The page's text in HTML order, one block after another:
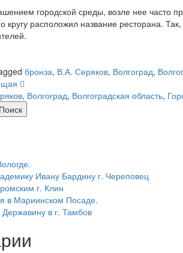
городской среды, возле нее часто
кругу расположил название ресторана.
бронза, В.А. Серяков, Волгоград,
, Волгоград, Волгоградская область,
Ивану Бардину г. Череповец
г. Клин
в Мариинском Посаде.
в г. Тамбов